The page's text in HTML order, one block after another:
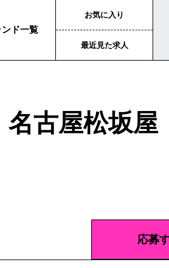
ンド一覧
お気に入り
最近見た求人
古屋松坂屋
応募